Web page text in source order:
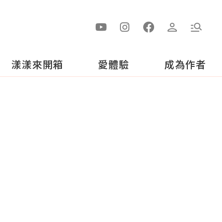
漾漾來開箱 愛體驗 成為作者